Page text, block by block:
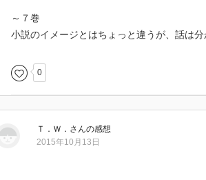
～７巻
小説のイメージとはちょっと違うが、話は分
0
Ｔ．Ｗ． さんの感想
2015年10月13日